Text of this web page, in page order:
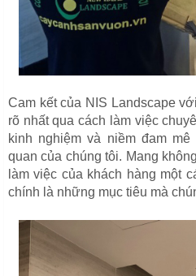
Cam kết của NIS Landscape
rõ nhất qua cách làm việc
kinh nghiệm và niềm đam
quan của chúng tôi. Mang
làm việc của khách hàng một
chính là những mục tiêu mà